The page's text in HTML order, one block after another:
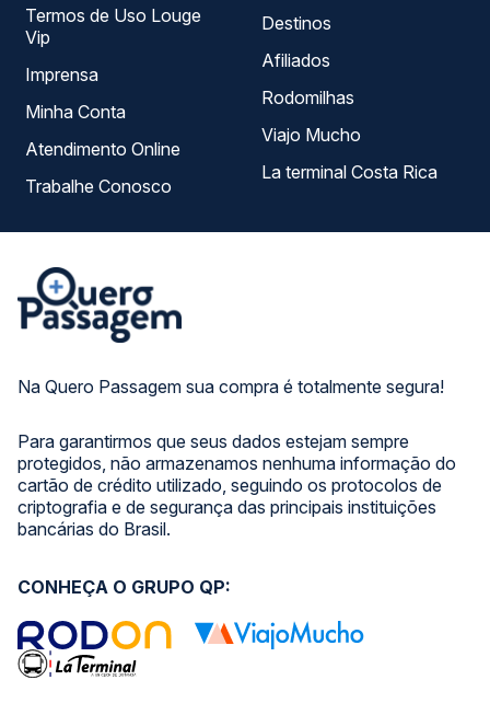
Na Quero Passagem sua compra é totalmente segura!
Para garantirmos que seus dados estejam sempre
protegidos, não armazenamos nenhuma informação do
cartão de crédito utilizado, seguindo os protocolos de
criptografia e de segurança das principais instituições
bancárias do Brasil.
Termos de Uso Louge
Vip
Imprensa
Minha Conta
Atendimento Online
Trabalhe Conosco
Destinos
Afiliados
Rodomilhas
Viajo Mucho
La terminal Costa Rica
CONHEÇA O GRUPO QP: